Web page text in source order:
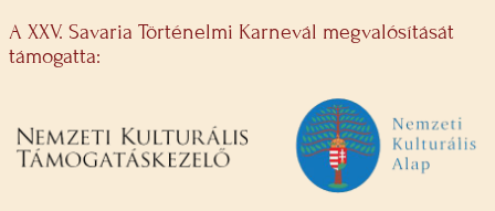
A XXV. Savaria Történelmi Karnevál megvalósítását
támogatta: